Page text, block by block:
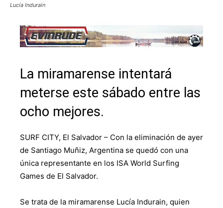
Lucía Indurain
La miramarense intentará
meterse este sábado entre las
ocho mejores.
SURF CITY, El Salvador – Con la eliminación de ayer
de Santiago Muñiz, Argentina se quedó con una
única representante en los ISA World Surfing
Games de El Salvador.
Se trata de la miramarense Lucía Indurain, quien